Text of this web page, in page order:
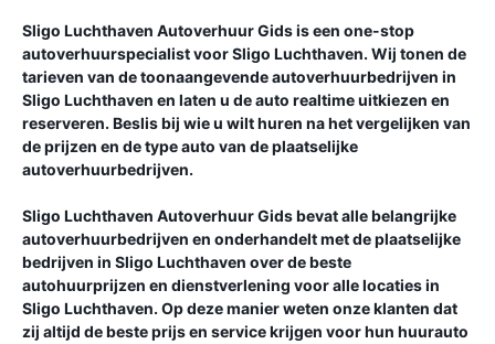
Sligo Luchthaven Autoverhuur Gidsis een one-stop
autoverhuurspecialist voorSligo Luchthaven. Wij tonen de
tarieven van de toonaangevende autoverhuurbedrijven in
Sligo Luchthaven en laten u de auto realtime uitkiezen en
reserveren. Beslis bij wie u wilt huren na het vergelijken van
de prijzen en de type auto van de plaatselijke
autoverhuurbedrijven.
Sligo Luchthaven Autoverhuur Gidsbevat alle belangrijke
autoverhuurbedrijven en onderhandelt met de plaatselijke
bedrijven in Sligo Luchthaven over de beste
autohuurprijzen en dienstverlening voor alle locaties in
Sligo Luchthaven. Op deze manier weten onze klanten dat
zij altijd de beste prijs en service krijgen voor hun huurauto